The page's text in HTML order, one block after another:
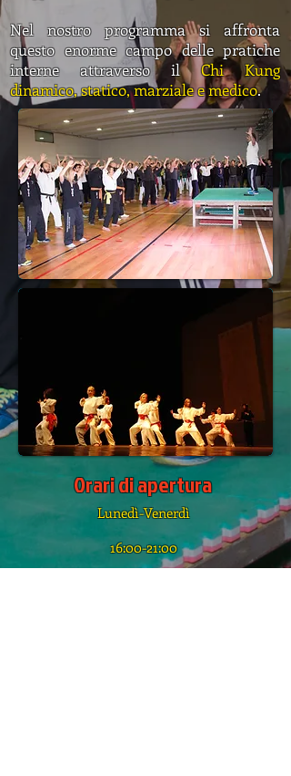
Nel nostro programma si affronta
questo enorme campo delle pratiche
interne attraverso ilChi Kung
dinamico, statico, marziale e medico.
Orari di apertura
Lunedì-Venerdì
16:00-21:00